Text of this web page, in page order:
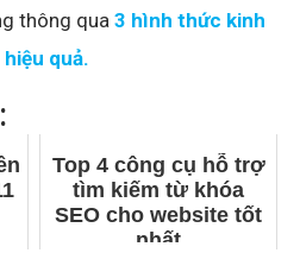
thông qua 3 hình thức kinh
quả.
Top 4 công cụ hỗ trợ
tìm kiếm từ khóa
SEO cho website tốt
nhất